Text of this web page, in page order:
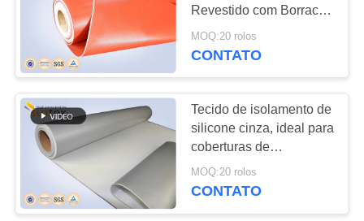
PRIVACY
POLICY
tela revestida da
fibra de vidro do ptfe
Revestido com Borracha
de Silicone, Resistente
a Altas Temperaturas e
MOQ:20 rolos
CONTATO
Tecido de isolamento de
silicone cinza, ideal para
coberturas de
equipamentos e coletes
de segurança
MOQ:20 rolos
CONTATO